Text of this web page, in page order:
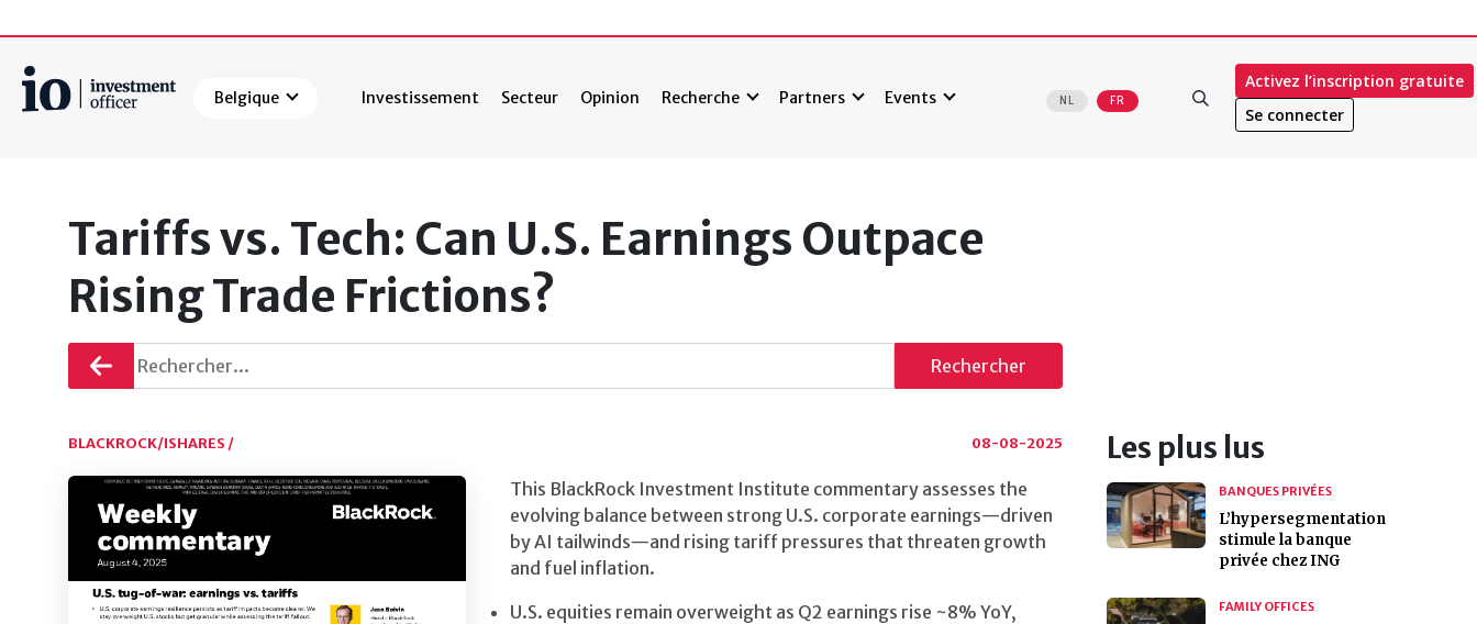
Belgique Investissement Secteur Opinion Recherche Partners Events NL FR
Activez l’inscription gratuite
Se connecter
Tariffs vs. Tech: Can U.S. Earnings Outpace
Rising Trade Frictions?
Retourner Rechercher
BLACKROCK/ISHARES / 08-08-2025
This BlackRock Investment Institute commentary assesses the
evolving balance between strong U.S. corporate earnings—driven
by AI tailwinds—and rising tariff pressures that threaten growth
and fuel inflation.
U.S. equities remain overweight as Q2 earnings rise ~8% YoY,
Les plus lus
BANQUES PRIVÉES
L’hypersegmentation
stimule la banque
privée chez ING
FAMILY OFFICES